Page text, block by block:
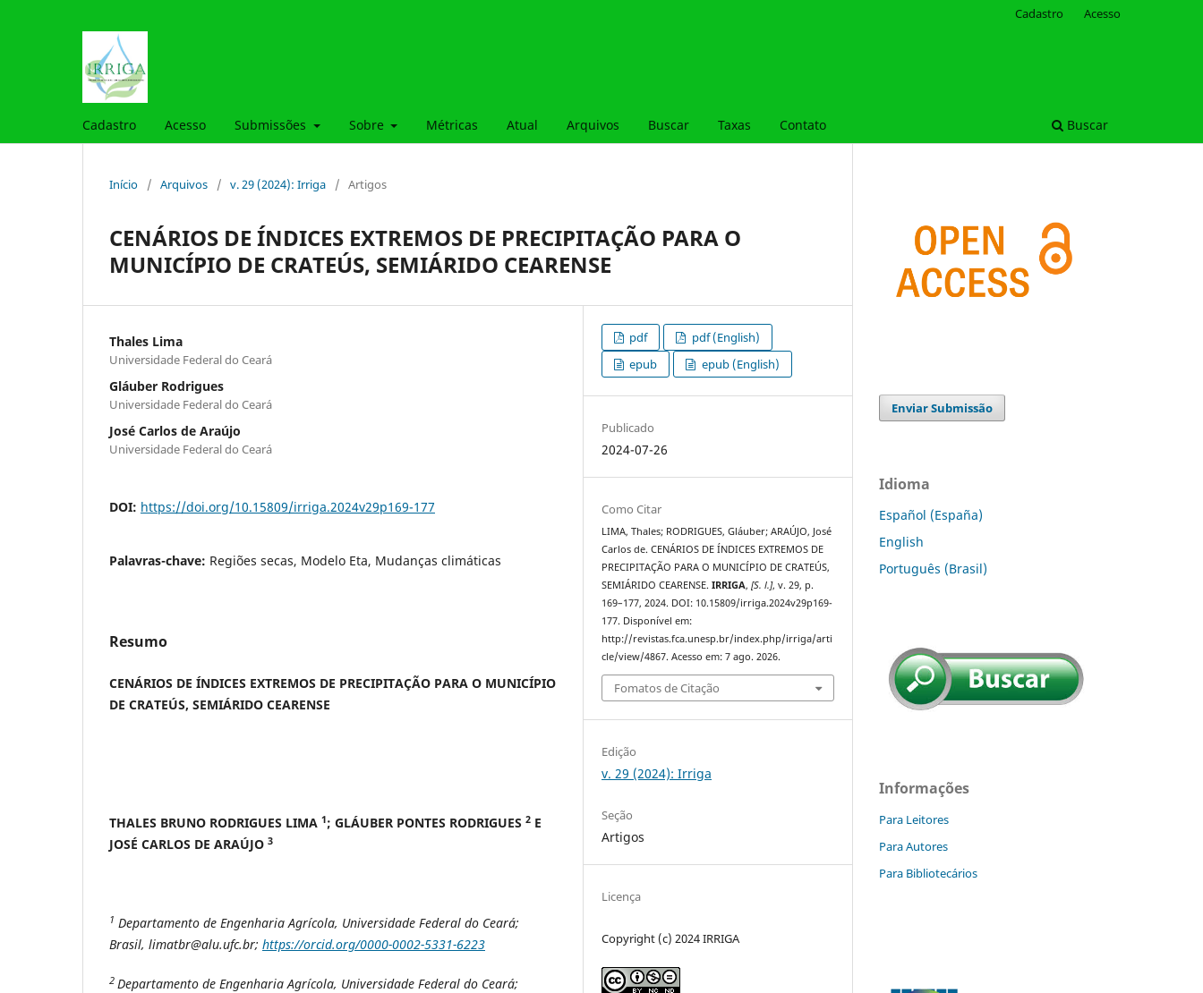
Cadastro Acesso Submissões Sobre Métricas Atual Arquivos Buscar Taxas Contato Buscar
Cadastro Acesso
Início / Arquivos / v. 29 (2024): Irriga / Artigos
CENÁRIOS DE ÍNDICES EXTREMOS DE PRECIPITAÇÃO PARA O
MUNICÍPIO DE CRATEÚS, SEMIÁRIDO CEARENSE
Thales Lima
Universidade Federal do Ceará
Gláuber Rodrigues
Universidade Federal do Ceará
José Carlos de Araújo
Universidade Federal do Ceará
DOI: https://doi.org/10.15809/irriga.2024v29p169-177
Palavras-chave: Regiões secas, Modelo Eta, Mudanças climáticas
Resumo
CENÁRIOS DE ÍNDICES EXTREMOS DE PRECIPITAÇÃO PARA O MUNICÍPIO
DE CRATEÚS, SEMIÁRIDO CEARENSE
THALES BRUNO RODRIGUES LIMA 1; GLÁUBER PONTES RODRIGUES 2 E
JOSÉ CARLOS DE ARAÚJO 3
1 Departamento de Engenharia Agrícola, Universidade Federal do Ceará;
Brasil, limatbr@alu.ufc.br; https://orcid.org/0000-0002-5331-6223
2 Departamento de Engenharia Agrícola, Universidade Federal do Ceará;
pdf
pdf (English)
epub
epub (English)
Publicado
2024-07-26
Como Citar
LIMA, Thales; RODRIGUES, Gláuber; ARAÚJO, José
Carlos de. CENÁRIOS DE ÍNDICES EXTREMOS DE
PRECIPITAÇÃO PARA O MUNICÍPIO DE CRATEÚS,
SEMIÁRIDO CEARENSE.IRRIGA,[S. l.], v. 29, p.
169–177, 2024. DOI: 10.15809/irriga.2024v29p169-
177. Disponível em:
http://revistas.fca.unesp.br/index.php/irriga/arti
cle/view/4867. Acesso em: 7 ago. 2026.
Fomatos de Citação
Edição
v. 29 (2024): Irriga
Seção
Artigos
Licença
Copyright (c) 2024 IRRIGA
Enviar Submissão
Idioma
Español (España)
English
Português (Brasil)
Informações
Para Leitores
Para Autores
Para Bibliotecários